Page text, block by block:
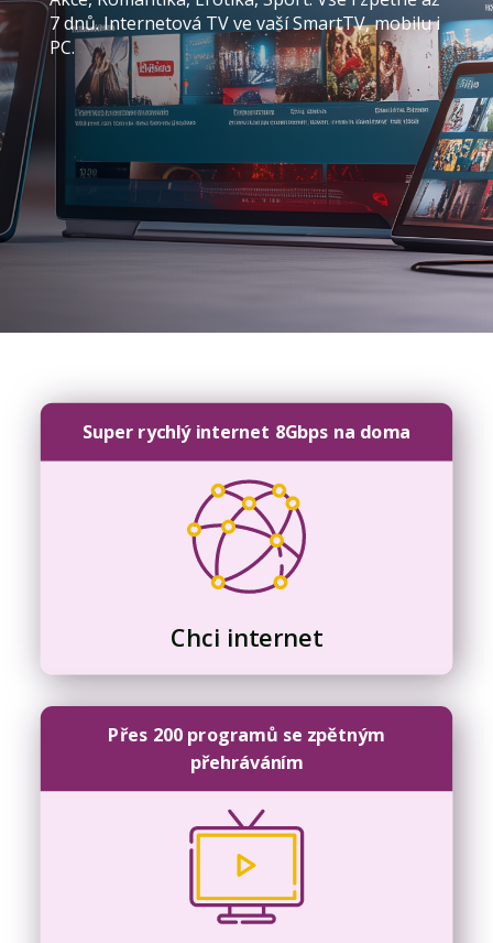
TV ve vaší SmartTV, mobilu i
Super rychlý internet 8Gbps na doma
Chci internet
Přes 200 programů se zpětným
přehráváním